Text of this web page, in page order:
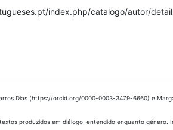
index.php/catalogo/autor/
Dias (https://orcid.org/0000-0003-3479-6660) e
produzidos em diálogo, entendido enquanto